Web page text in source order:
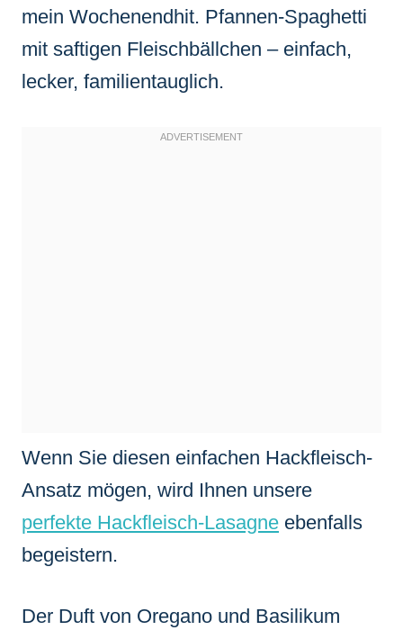
mein Wochenendhit. Pfannen-Spaghetti
mit saftigen Fleischbällchen – einfach,
lecker, familientauglich.
Wenn Sie diesen einfachen Hackfleisch-
Ansatz mögen, wird Ihnen unsere
perfekte Hackfleisch-Lasagne ebenfalls
begeistern.
Der Duft von Oregano und Basilikum